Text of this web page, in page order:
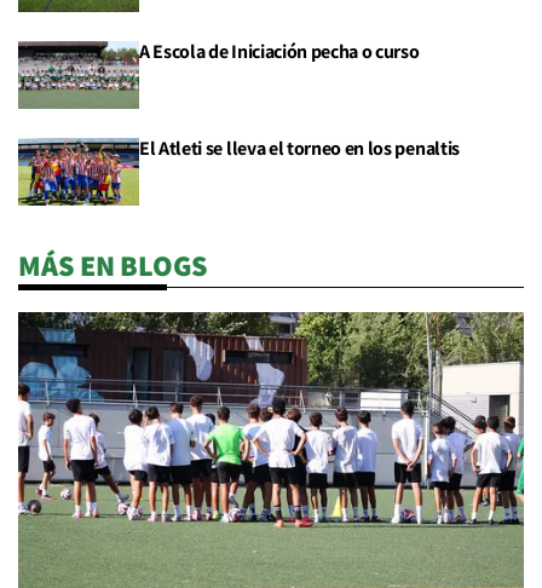
A Escola de Iniciación pecha o curso
El Atleti se lleva el torneo en los penaltis
MÁS EN BLOGS